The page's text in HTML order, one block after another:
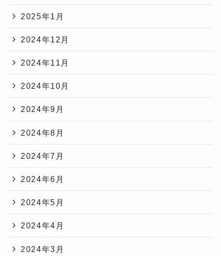
2025年1月
2024年12月
2024年11月
2024年10月
2024年9月
2024年8月
2024年7月
2024年6月
2024年5月
2024年4月
2024年3月